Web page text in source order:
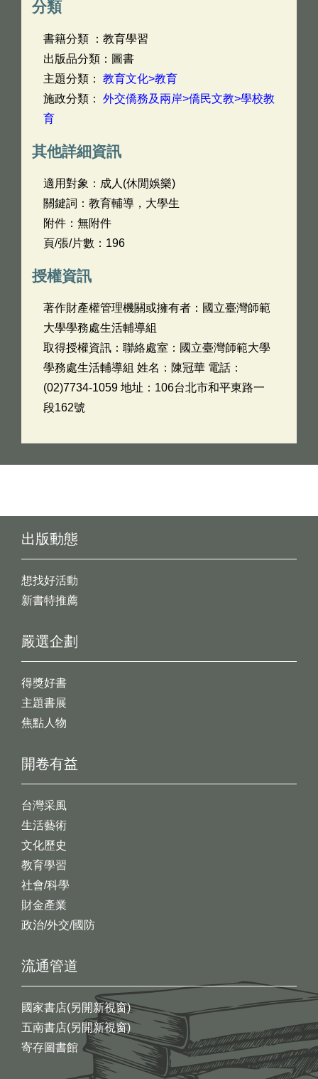
分類
書籍分類 ：教育學習
出版品分類：圖書
主題分類： 教育文化>教育
施政分類： 外交僑務及兩岸>僑民文教>學校教
育
其他詳細資訊
適用對象：成人(休閒娛樂)
關鍵詞：教育輔導，大學生
附件：無附件
頁/張/片數：196
授權資訊
著作財產權管理機關或擁有者：國立臺灣師範
大學學務處生活輔導組
取得授權資訊：聯絡處室：國立臺灣師範大學
學務處生活輔導組 姓名：陳冠華 電話：
(02)7734-1059 地址：106台北市和平東路一
段162號
出版動態
想找好活動
新書特推薦
開卷有益
台灣采風
生活藝術
文化歷史
教育學習
社會/科學
財金產業
政治/外交/國防
嚴選企劃
得獎好書
主題書展
焦點人物
流通管道
國家書店(另開新視窗)
五南書店(另開新視窗)
寄存圖書館